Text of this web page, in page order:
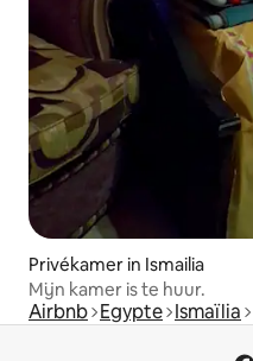
Privékamer in Ismailia
Mijn kamer is te huur.
Airbnb Egypte Ismaïlia